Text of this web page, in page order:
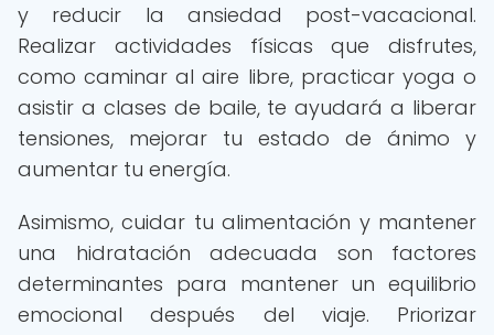
y reducir la ansiedad post-vacacional.
Realizar actividades físicas que disfrutes,
como caminar al aire libre, practicar yoga o
asistir a clases de baile, te ayudará a liberar
tensiones, mejorar tu estado de ánimo y
aumentar tu energía.
Asimismo, cuidar tu alimentación y mantener
una hidratación adecuada son factores
determinantes para mantener un equilibrio
emocional después del viaje. Priorizar